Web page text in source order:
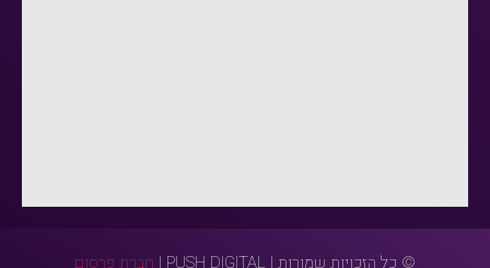
© כל הזכויות שמורות | PUSH DIGITAL | חברת פרסום